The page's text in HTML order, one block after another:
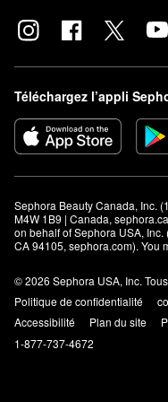
cheveux clairsemés.
volumisant pour les cilsen
Téléchargez l’appli
Sephora Beauty Canada, Inc.
M4W 1B9 | Canada,
on behalf of Sephora USA,
CA 94105, sephora.com). You
© 2026 Sephora USA, Inc.
Politique de confidentialité
Accessibilité
Plan du site
1-877-737-4672